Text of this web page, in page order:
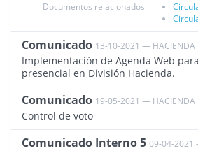
Documentos relacionados
Comunicado 13-10-2021 — HACIENDA
Implementación de Agenda Web
presencial en División Hacienda.
Comunicado 19-05-2021 — HACIENDA
Control de voto
Comunicado Interno 5 09-04-2021